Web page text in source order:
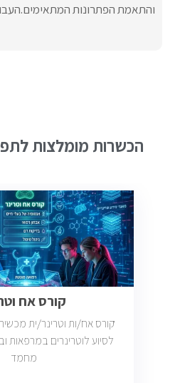
והתאמת הפתרונות
הכשרות מומלצות
קורס אח
קורס אח/ות וטרינר/ית
לסיוע לוטרינרים במרפאות
מחמד